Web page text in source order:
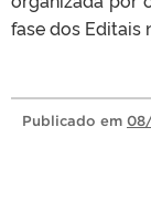
fase dos
Publicado em